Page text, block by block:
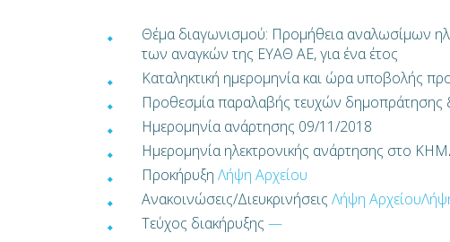
Θέμα διαγωνισμού: Προμήθεια αναλωσίμων
των αναγκών της ΕΥΑΘ ΑΕ, για ένα έτος
Καταληκτική ημερομηνία και ώρα υποβολής
Προθεσμία παραλαβής τευχών
Ημερομηνία ανάρτησης 09/11/2018
Ημερομηνία ηλεκτρονικής ανάρτησης στο
Προκήρυξη Λήψη Αρχείου
Ανακοινώσεις/Διευκρινήσεις Λήψη Αρχείου
Τεύχος διακήρυξης —